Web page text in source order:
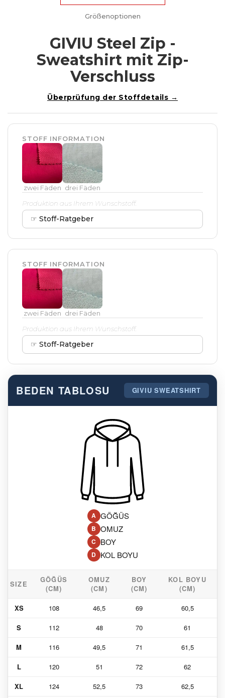
Größenoptionen
GIVIU Steel Zip -
Sweatshirt mit Zip-
Verschluss
Überprüfung der Stoffdetails →
STOFF INFORMATION
zwei Fäden drei Fäden
Produktion aus Ihrem Wunschstoff.
☞ Stoff-Ratgeber
STOFF INFORMATION
zwei Fäden drei Fäden
Produktion aus Ihrem Wunschstoff.
☞ Stoff-Ratgeber
BEDEN TABLOSU GIVIU SWEATSHIRT
A GÖĞÜS
B OMUZ
C BOY
D KOL BOYU
SIZE
GÖĞÜS
(CM)
OMUZ
(CM)
BOY
(CM)
KOL BOYU
(CM)
XS 108 46,5 69 60,5
S 112 48 70 61
M 116 49,5 71 61,5
L 120 51 72 62
XL 124 52,5 73 62,5